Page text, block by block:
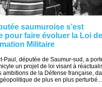
saumuroise s’est
pour faire évoluer la Loi de
Militaire
Paul, députée de Saumur-sud, a
un projet de loi visant à
ambitions de la Défense française,
de plus en plus